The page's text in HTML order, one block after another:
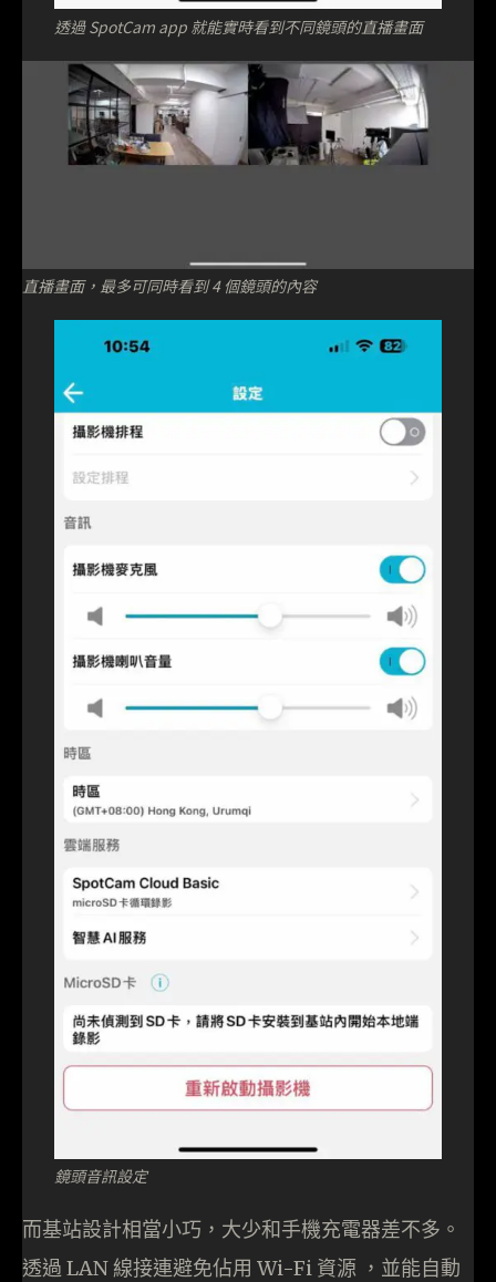
透過 SpotCam app 就能實時看到不同鏡頭的直播畫面
直播畫面，最多可同時看到 4 個鏡頭的內容
鏡頭音訊設定
而基站設計相當小巧，大少和手機充電器差不多。
透過 LAN 線接連避免佔用 Wi-Fi 資源 ，並能自動